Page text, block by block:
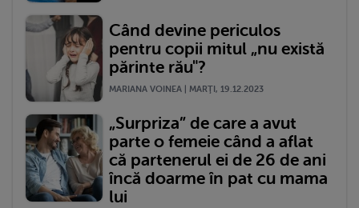
Când devine periculos
pentru copii mitul „nu există
părinte rău"?
MARIANA VOINEA | MARŢI, 19.12.2023
„Surpriza” de care a avut
parte o femeie când a aflat
că partenerul ei de 26 de ani
încă doarme în pat cu mama
lui